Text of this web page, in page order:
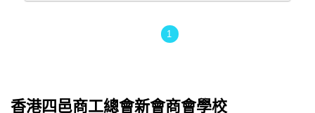
1
香港四邑商工總會新會商會學校